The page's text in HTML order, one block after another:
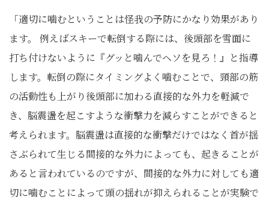
「適切に噛むということは怪我の予防にかなり効果があり
ます。 例えばスキーで転倒する際には、後頭部を雪面に
打ち付けないように『グッと噛んでヘソを見ろ！』と指導
します。転倒の際にタイミングよく噛むことで、頸部の筋
の活動性も上がり後頭部に加わる直接的な外力を軽減で
き、脳震盪を起こすような衝撃力を減らすことができると
考えられます。脳震盪は直接的な衝撃だけではなく首が揺
さぶられて生じる間接的な外力によっても、起きることが
あると言われているのですが、間接的な外力に対しても適
切に噛むことによって頭の揺れが抑えられることが実験で